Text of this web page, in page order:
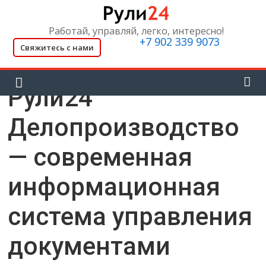
content
Работай, управляй, легко, интересно!
Свяжитесь с нами +7 902 339 9073
Рули24
Делопроизводство
— современная
информационная
система управления
документами